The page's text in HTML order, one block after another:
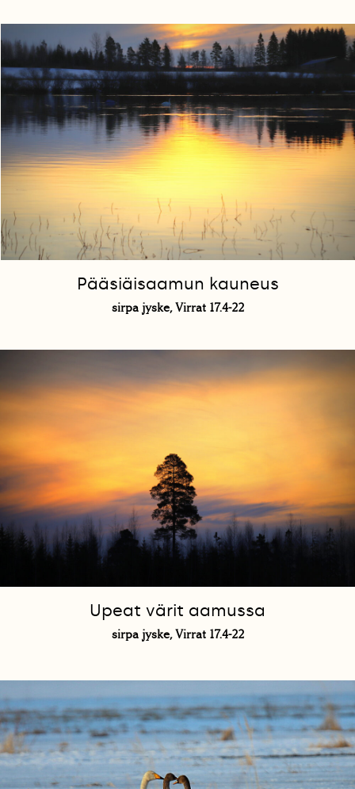
Pääsiäisaamun kauneus
sirpa jyske, Virrat 17.4-22
Upeat värit aamussa
sirpa jyske, Virrat 17.4-22